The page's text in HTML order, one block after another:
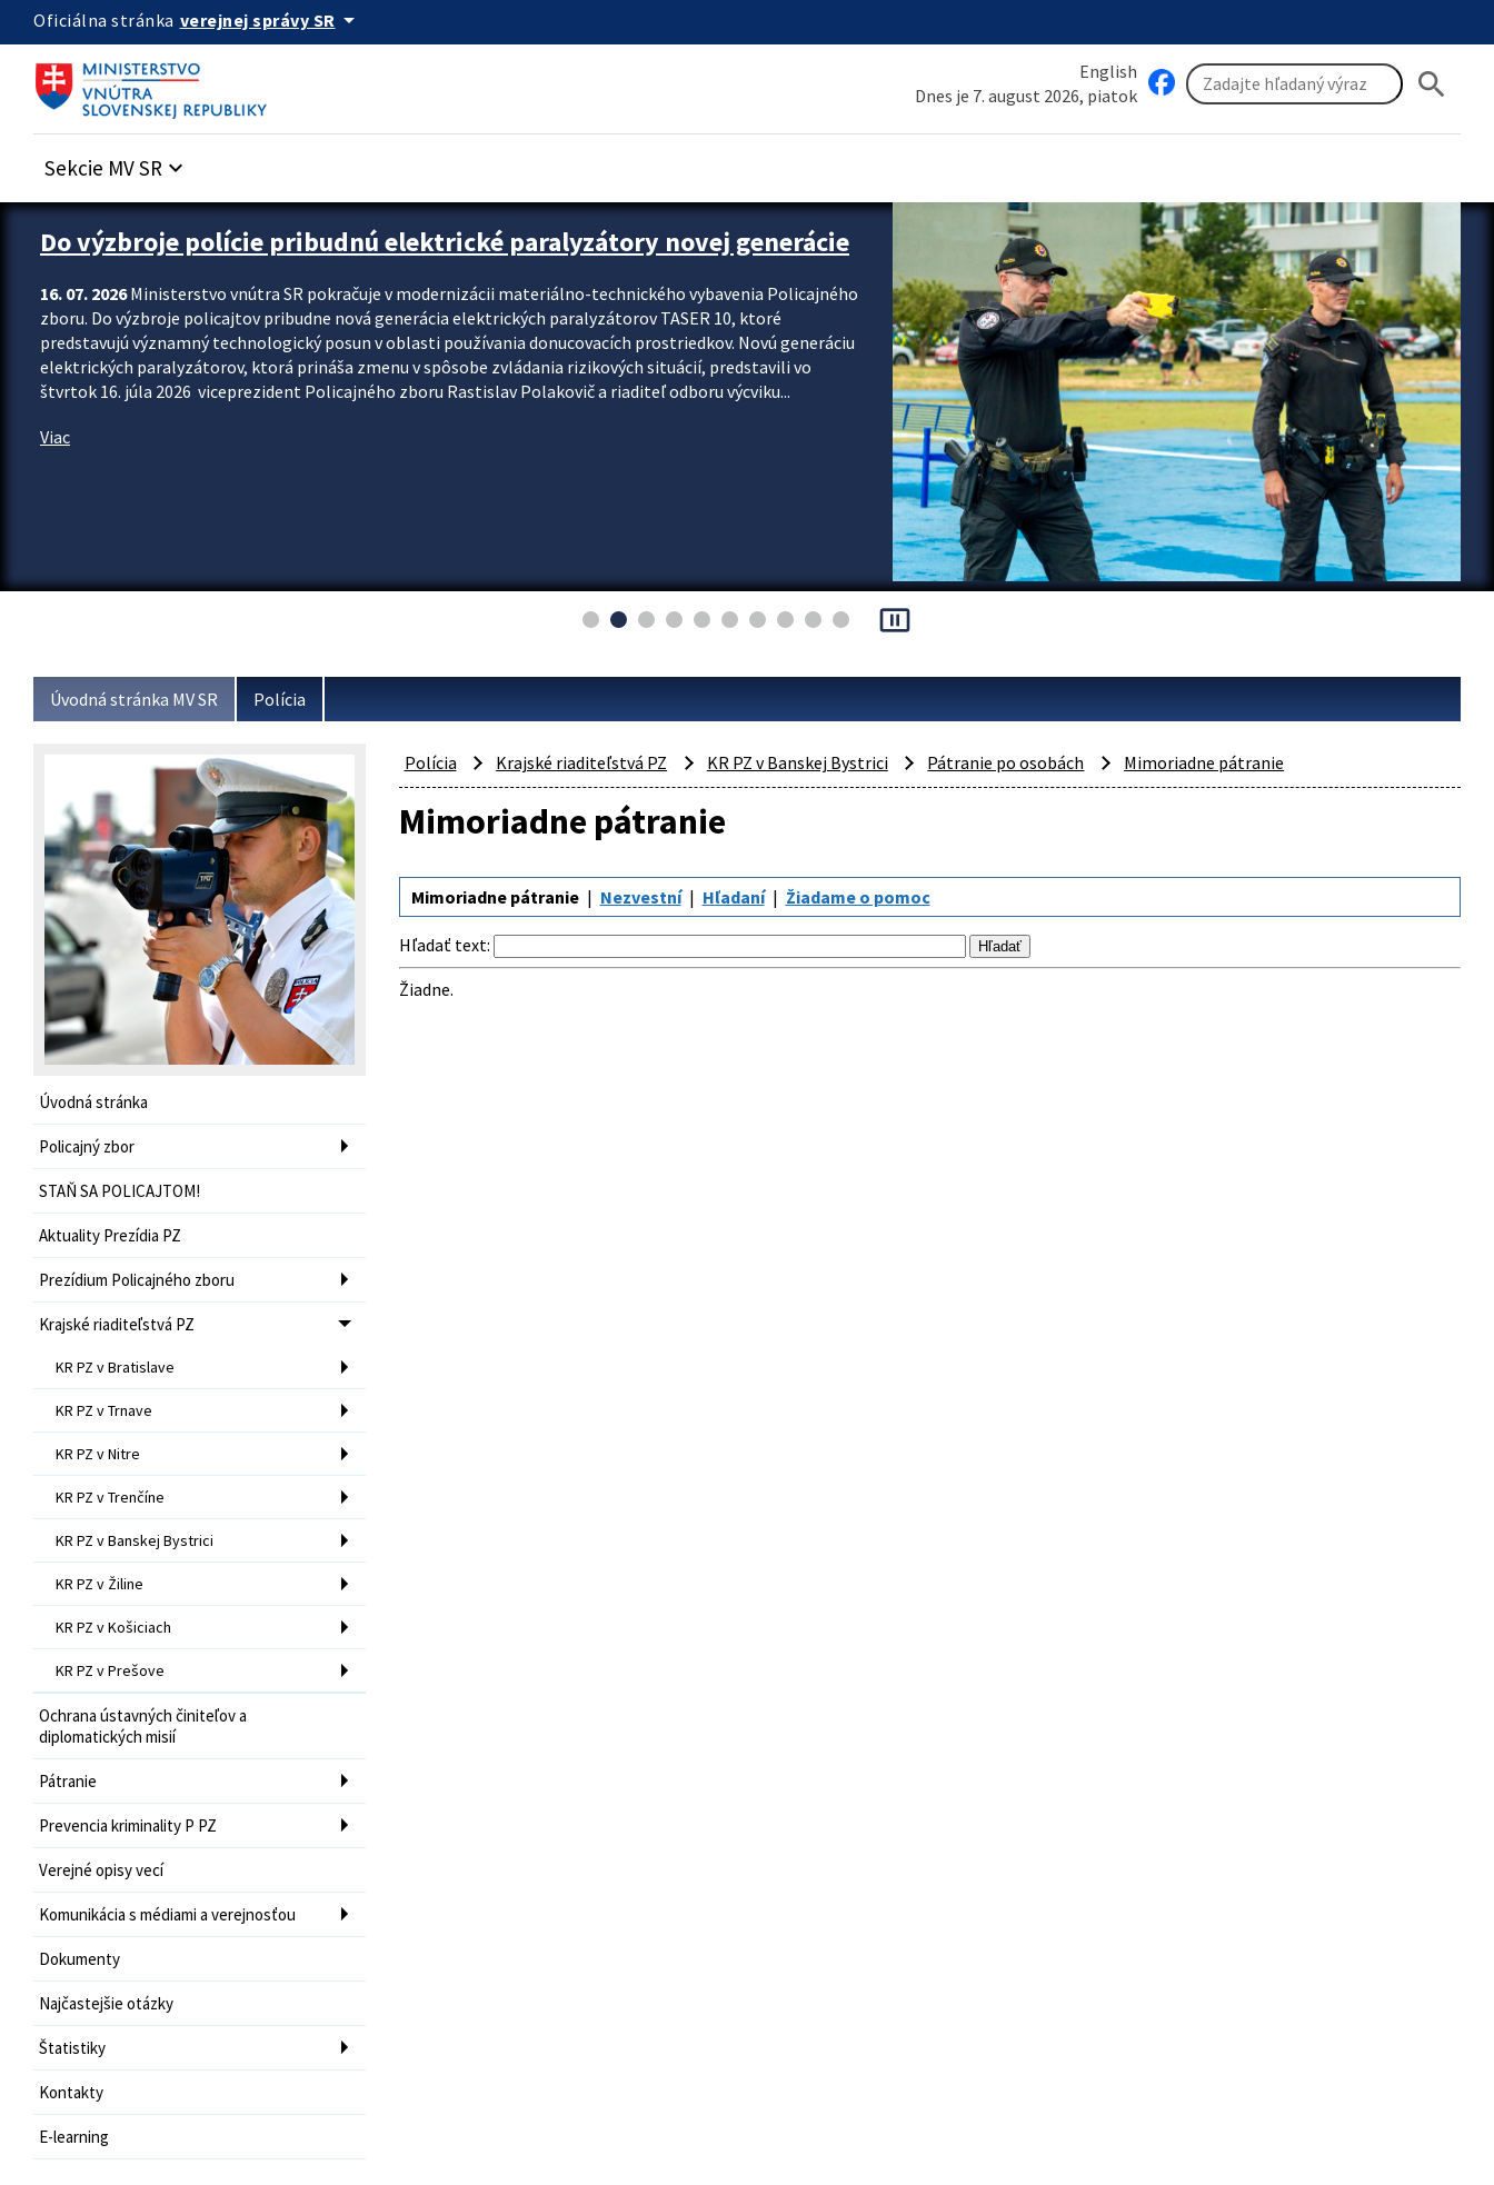
Preskocit na hlavný obsah
Oficiálna stránka verejnej správy SR arrow_drop_down
English
Dnes je 7. august 2026, piatok
search
Sekcie MV SR keyboard_arrow_down
Zastavit automatický posun upútavok
Do výzbroje polície pribudnú elektrické paralyzátory novej generácie
16. 07. 2026Ministerstvo vnútra SR pokračuje v modernizácii materiálno-technického vybavenia Policajného
zboru. Do výzbroje policajtov pribudne nová generácia elektrických paralyzátorov TASER 10, ktoré
predstavujú významný technologický posun v oblasti používania donucovacích prostriedkov. Novú generáciu
elektrických paralyzátorov, ktorá prináša zmenu v spôsobe zvládania rizikových situácií, predstavili vo
štvrtok 16. júla 2026 viceprezident Policajného zboru Rastislav Polakovič a riaditeľ odboru výcviku...
Viac
pause_presentation
Úvodná stránka MV SR Polícia
Úvodná stránka
Policajný zbor
STAŇ SA POLICAJTOM!
Aktuality Prezídia PZ
Prezídium Policajného zboru
Krajské riaditeľstvá PZ
KR PZ v Bratislave
KR PZ v Trnave
KR PZ v Nitre
KR PZ v Trenčíne
KR PZ v Banskej Bystrici
KR PZ v Žiline
KR PZ v Košiciach
KR PZ v Prešove
Ochrana ústavných činiteľov a
diplomatických misií
Pátranie
Prevencia kriminality P PZ
Verejné opisy vecí
Komunikácia s médiami a verejnosťou
Dokumenty
Najčastejšie otázky
Štatistiky
Kontakty
E-learning
Polícia Krajské riaditeľstvá PZ KR PZ v Banskej Bystrici Pátranie po osobách Mimoriadne pátranie
Mimoriadne pátranie
Mimoriadne pátranie Nezvestní Hľadaní Žiadame o pomoc
Hľadať text:
Žiadne.